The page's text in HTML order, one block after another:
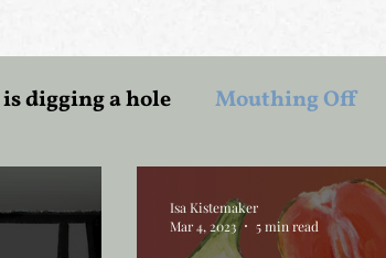
digging a hole Mouthing Off
Professors at Work
Isa Kistemaker
Mar 4, 2023
5 min read